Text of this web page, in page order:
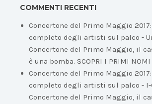
COMMENTI RECENTI
Concertone del Primo Maggio
completo degli artisti sul palco -
Concertone del Primo Maggio, il
è una bomba. SCOPRI I PRIMI NOMI
Concertone del Primo Maggio
completo degli artisti sul palco - I-
Concertone del Primo Maggio, il